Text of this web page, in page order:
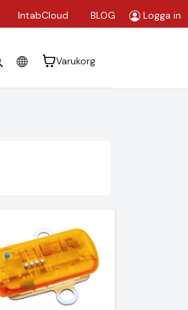
IntabCloud BLOG Logga in
Varukorg